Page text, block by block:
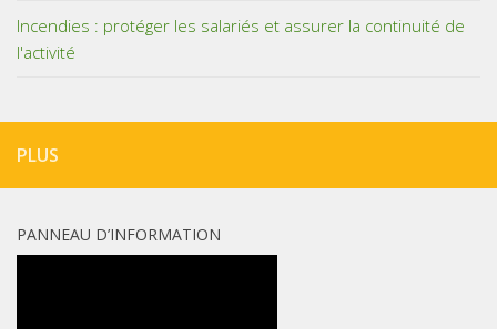
Incendies : protéger les salariés et assurer la continuité de
l'activité
PLUS
PANNEAU D’INFORMATION